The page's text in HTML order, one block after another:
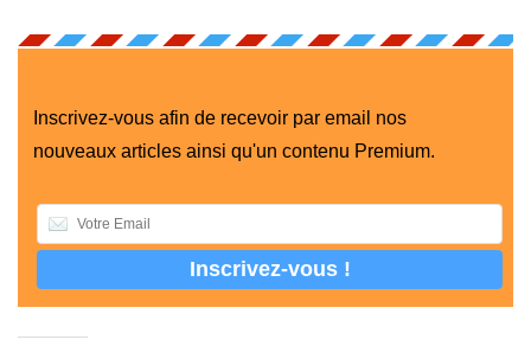
Inscrivez-vous afin de recevoir par email nos
nouveaux articles ainsi qu'un contenu Premium.